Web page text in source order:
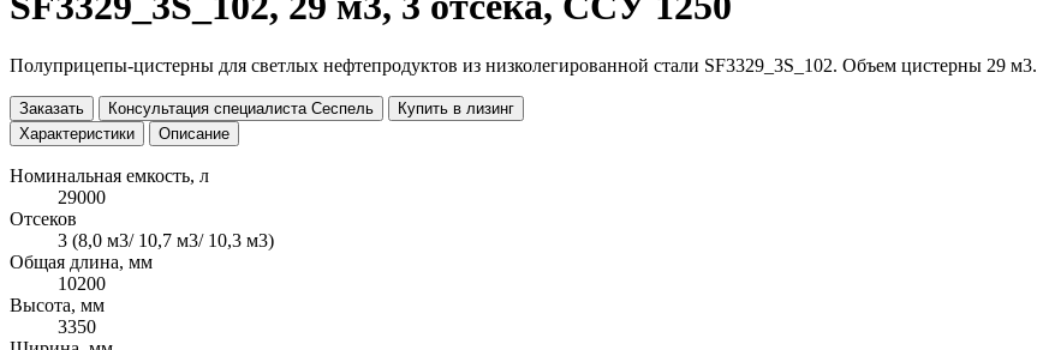
Полуприцепы-цистерны для светлых нефтепродуктов из низколегированной стали SF3329_3S_102. Объем цистерны 29 м3.
Заказать Консультация специалиста Сеспель
Купить в лизинг
Характеристики
Описание
Номинальная емкость, л
29000
Отсеков
3 (8,0 м3/ 10,7 м3/ 10,3 м3)
Общая длина, мм
10200
Высота, мм
3350